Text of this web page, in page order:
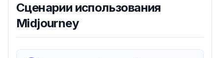
exclusive sublicensable royalty-free copyright license на
воспроизведение, переработку, публичный показ и
распространение Inputs и Assets. Лицензия
Сценарии использования
Midjourney